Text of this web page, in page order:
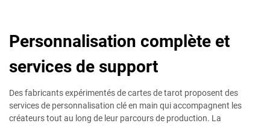
Personnalisation complète et
services de support
Des fabricants expérimentés de cartes de tarot proposent des
services de personnalisation clé en main qui accompagnent les
créateurs tout au long de leur parcours de production. La